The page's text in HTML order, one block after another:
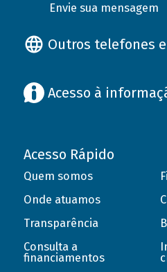
Envie sua mensagem
Outros telefones
Acesso à
Acesso Rápido
Quem somos
Onde atuamos
Transparência
Consulta a
financiamentos